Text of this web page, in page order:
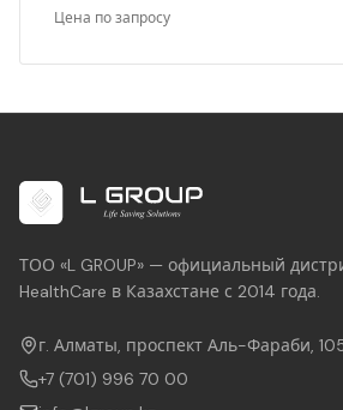
Цена по запросу
ТОО «L GROUP» — официальный
HealthCare в Казахстане с 2014 года.
г. Алматы, проспект Аль-Фараби,
+7 (701) 996 70 00